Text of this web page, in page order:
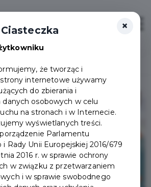
×
że tworząc i
internetowe używamy
do zbierania i
danych osobowych w celu
na stronach i w Internecie.
wyświetlanych treści.
Parlamentu
Rady Unii Europejskiej 2016/679
2016 r. w sprawie ochrony
w związku z przetwarzaniem
i w sprawie swobodnego